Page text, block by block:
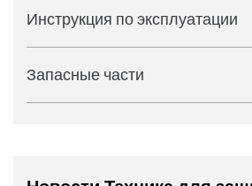
Инструкция по эксплуатации
Запасные части